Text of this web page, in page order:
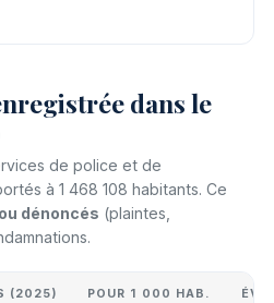
dans le
de police et de
à 1 468 108 habitants. Ce
dénoncés (plaintes,
(2025) POUR 1 000 HAB.